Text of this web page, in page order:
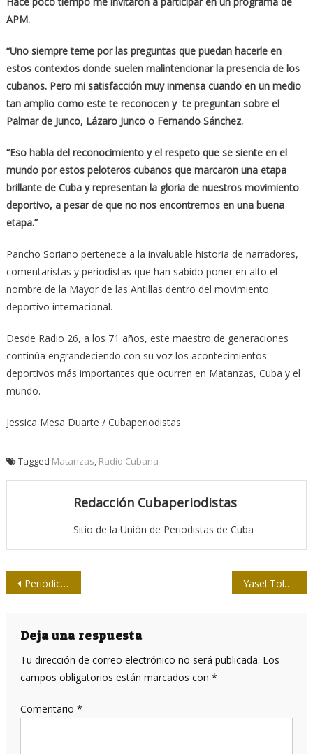
APM.
“Uno siempre teme por las preguntas que puedan hacerle en
estos contextos donde suelen malintencionar la presencia de los
cubanos. Pero mi satisfacción muy inmensa cuando en un medio
tan amplio como este te reconocen y te preguntan sobre el
Palmar de Junco, Lázaro Junco o Fernando Sánchez.
“Eso habla del reconocimiento y el respeto que se siente en el
mundo por estos peloteros cubanos que marcaron una etapa
brillante de Cuba y representan la gloria de nuestros movimiento
deportivo, a pesar de que no nos encontremos en una buena
etapa.”
Pancho Soriano pertenece a la invaluable historia de narradores,
comentaristas y periodistas que han sabido poner en alto el
nombre de la Mayor de las Antillas dentro del movimiento
deportivo internacional.
Desde Radio 26, a los 71 años, este maestro de generaciones
continúa engrandeciendo con su voz los acontecimientos
deportivos más importantes que ocurren en Matanzas, Cuba y el
mundo.
Jessica Mesa Duarte / Cubaperiodistas
Tagged Matanzas, Radio Cubana
Redacción Cubaperiodistas
Sitio de la Unión de Periodistas de Cuba
Navegación
entradas
Periódico Sierra Maestra, 60 años fiel a la Revolución Yasel Toledo: “Tengo muchos deseos de ser útil siempre”
Deja una respuesta
Tu dirección de correo electrónico no será publicada. Los
campos obligatorios están marcados con *
Comentario *